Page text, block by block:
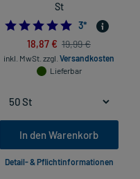
St
5.0
3*
18,87 € 19,99 €
inkl. MwSt. zzgl. Versandkosten
Lieferbar
In den Warenkorb
Detail- & Pflichtinformationen